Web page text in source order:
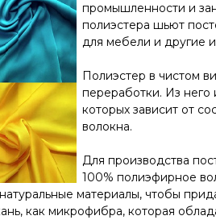
промышленности и
полиэстера шьют
для мебели и другие
Полиэстер в чистом
переработки. Из него
которых зависит от
волокна.
Для производства
100% полиэфирное
материалы, чтобы
как микрофибра, которая